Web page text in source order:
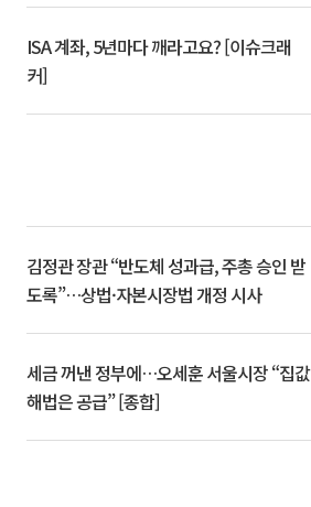
ISA 계좌, 5년마다 깨라고요? [이슈크래
커]
김정관 장관 “반도체 성과급, 주총 승인 받
도록”…상법·자본시장법 개정 시사
세금 꺼낸 정부에…오세훈 서울시장 “집값
해법은 공급” [종합]